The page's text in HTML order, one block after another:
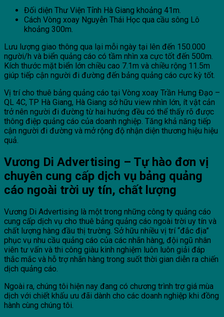
Đối diện Thư Viện Tỉnh Hà Giang khoảng 41m.
Cách Vòng xoay Nguyễn Thái Học qua cầu sông Lô
khoảng 300m.
Lưu lượng giao thông qua lại mỗi ngày tại lên đến 150.000
người/h và biển quảng cáo có tầm nhìn xa cực tốt đến 500m.
Kích thước mặt biển lớn chiều cao 7.1m và chiều rộng 11.5m
giúp tiếp cận người đi đường đến bảng quảng cáo cực kỳ tốt.
Vị trí cho thuê bảng quảng cáo tại Vòng xoay Trần Hưng Đạo –
QL 4C, TP Hà Giang, Hà Giang sở hữu view nhìn lớn, ít vật cản
trở nên người đi đường từ hai hướng đều có thể thấy rõ được
thông điệp quảng cáo của doanh nghiệp. Tăng khả năng tiếp
cận người đi đường và mở rộng độ nhận diện thương hiệu hiệu
quả.
Vương Di Advertising – Tự hào đơn vị
chuyên cung cấp dịch vụ bảng quảng
cáo ngoài trời uy tín, chất lượng
Vương Di Advertising là một trong những công ty quảng cáo
cung cấp dịch vụ cho thuê bảng quảng cáo ngoài trời uy tín và
chất lượng hàng đầu thị trường. Sở hữu nhiều vị trí “đắc địa”
phục vụ nhu cầu quảng cáo của các nhãn hàng, đội ngũ nhân
viên tư vấn và thi công giàu kinh nghiệm luôn luôn giải đáp
thắc mắc và hỗ trợ nhãn hàng trong suốt thời gian diễn ra chiến
dịch quảng cáo.
Ngoài ra, chúng tôi hiện nay đang có chương trình trợ giá mùa
dịch với chiết khấu ưu đãi dành cho các doanh nghiệp khi đồng
hành cùng chúng tôi.